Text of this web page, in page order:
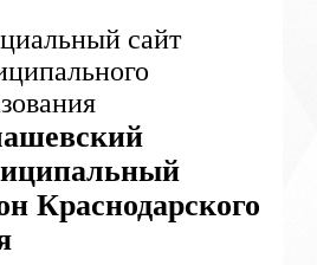
сайт
Краснодарского